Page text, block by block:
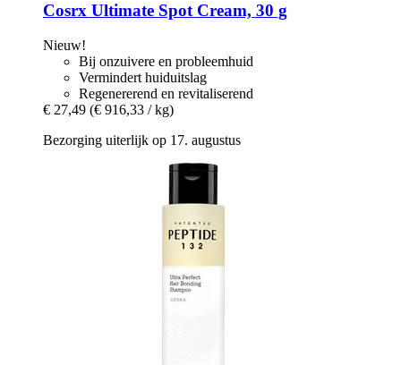
Cosrx Ultimate Spot Cream, 30 g
Nieuw!
Bij onzuivere en probleemhuid
Vermindert huiduitslag
Regenererend en revitaliserend
€ 27,49 (€ 916,33 / kg)
Bezorging uiterlijk op 17. augustus